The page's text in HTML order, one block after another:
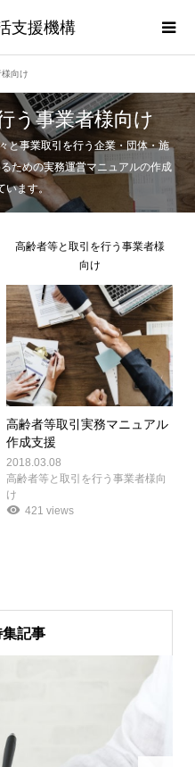
支援機構
向け
う事業者様向け
と事業取引を行う企業・団体・施
ための実務運営マニュアルの作成
います。
高齢者等と取引を行う事業者様
向け
高齢者等取引実務マニュアル
作成支援
2018.03.08
高齢者等と取引を行う事業者様向
け
421 views
記事